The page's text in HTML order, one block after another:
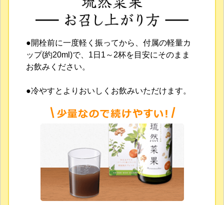
●開栓前に一度軽く振ってから、付属の軽量カ
ップ(約20ml)で、1日1～2杯を目安にそのまま
お飲みください。
●冷やすとよりおいしくお飲みいただけます。